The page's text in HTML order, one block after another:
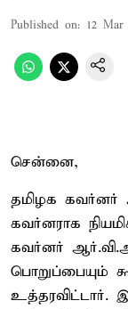
Published on: 12 Mar
சென்னை,
தமிழக கவர்னர்
கவர்னராக
கவர்னர்
பொறுப்பையும்
உத்தரவிட்டார்.